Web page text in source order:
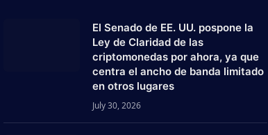
El Senado de EE. UU. pospone la
Ley de Claridad de las
criptomonedas por ahora, ya que
centra el ancho de banda limitado
en otros lugares
July 30, 2026